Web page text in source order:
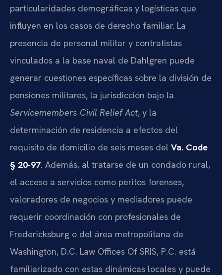
particularidades demográficas y logísticas que
influyen en los casos de derecho familiar. La
presencia de personal militar y contratistas
vinculados a la base naval de Dahlgren puede
generar cuestiones específicas sobre la división de
pensiones militares, la jurisdicción bajo la
Servicemembers Civil Relief Act, y la
determinación de residencia a efectos del
requisito de domicilio de seis meses del Va. Code
§ 20-97. Además, al tratarse de un condado rural,
el acceso a servicios como peritos forenses,
valoradores de negocios y mediadores puede
requerir coordinación con profesionales de
Fredericksburg o del área metropolitana de
Washington, D.C. Law Offices Of SRIS, P.C. está
familiarizado con estas dinámicas locales y puede